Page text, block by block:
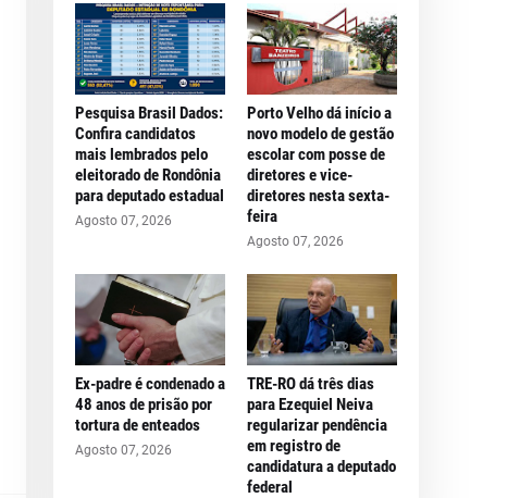
Pesquisa Brasil Dados:
Confira candidatos
mais lembrados pelo
eleitorado de Rondônia
para deputado estadual
Agosto 07, 2026
Porto Velho dá início a
novo modelo de gestão
escolar com posse de
diretores e vice-
diretores nesta sexta-
feira
Agosto 07, 2026
Ex-padre é condenado a
48 anos de prisão por
tortura de enteados
Agosto 07, 2026
TRE-RO dá três dias
para Ezequiel Neiva
regularizar pendência
em registro de
candidatura a deputado
federal